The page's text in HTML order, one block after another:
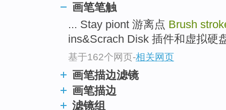
画笔笔触
... Stay piont 游离点 Brush
ins&Scrach Disk 插件和虚拟硬
基于162个网页-相关网页
画笔描边滤镜
画笔描边
滤镜组